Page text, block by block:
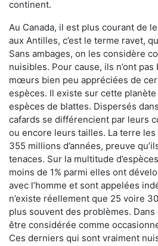
continent.
Au Canada, il est plus courant de
aux Antilles, c’est le terme ravet,
Sans ambages, on les considère
nuisibles. Pour cause, ils n’ont
mœurs bien peu appréciées de
espèces. Il existe sur cette
espèces de blattes. Dispersés
cafards se différencient par leurs
ou encore leurs tailles. La terre
355 millions d’années, preuve
tenaces. Sur la multitude
moins de 1% parmi elles ont
avec l’homme et sont appelées
n’existe réellement que 25 voire
plus souvent des problèmes.
être considérée comme
Ces derniers qui sont vraiment